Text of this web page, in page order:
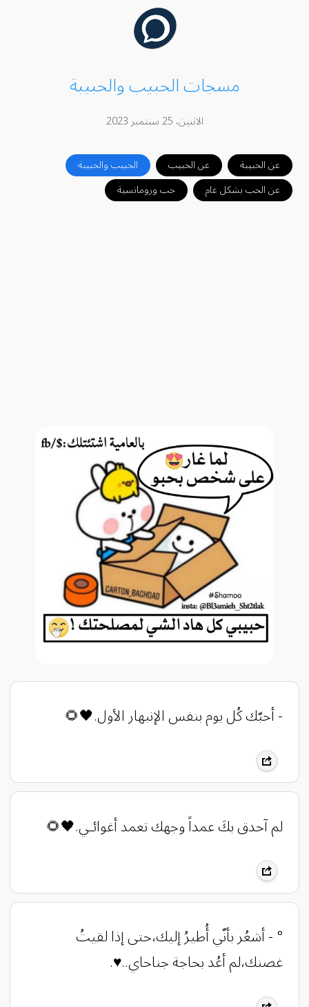
مسجات الحبيب والحبيبة
الاثنين، 25 سبتمبر 2023
عن الحبيبة عن الحبيب
الحبيب والحبيبة
عن الحب بشكل عام
حب ورومانسية
‏- أحبّك كُل يوم بنفس الإنبهار الأول.🖤🌻
لم آحدق بكَ عمداً وجهك تعمد أغوائـي.🖤🌻
° - ‏أشعُر بأنّي أُطيرُ إليك،حتى إذا لقيتُ
غصنك،لم أعُد بحاجة جناحاي..♥️.